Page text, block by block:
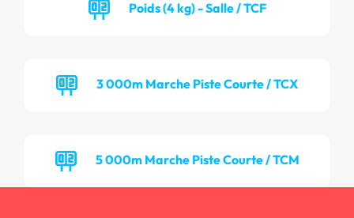
Poids (4 kg) - Salle / TCF
3 000m Marche Piste Courte / TCX
5 000m Marche Piste Courte / TCM